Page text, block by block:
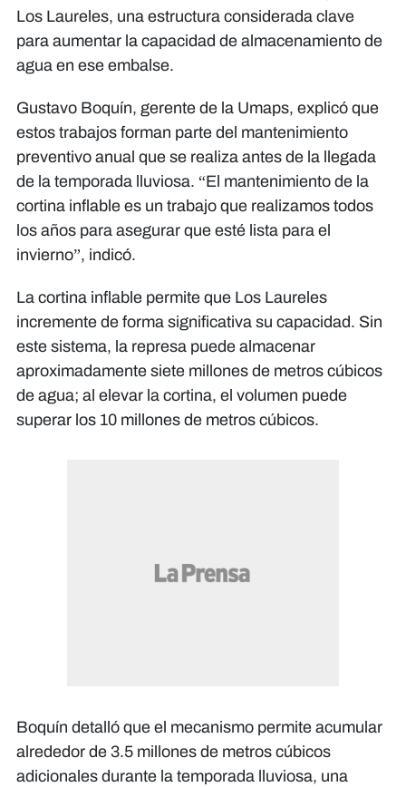
Los Laureles, una estructura considerada clave
para aumentar la capacidad de almacenamiento de
agua en ese embalse.
Gustavo Boquín, gerente de la Umaps, explicó que
estos trabajos forman parte del mantenimiento
preventivo anual que se realiza antes de la llegada
de la temporada lluviosa. “El mantenimiento de la
cortina inflable es un trabajo que realizamos todos
los años para asegurar que esté lista para el
invierno”, indicó.
La cortina inflable permite que Los Laureles
incremente de forma significativa su capacidad. Sin
este sistema, la represa puede almacenar
aproximadamente siete millones de metros cúbicos
de agua; al elevar la cortina, el volumen puede
superar los 10 millones de metros cúbicos.
Boquín detalló que el mecanismo permite acumular
alrededor de 3.5 millones de metros cúbicos
adicionales durante la temporada lluviosa, una